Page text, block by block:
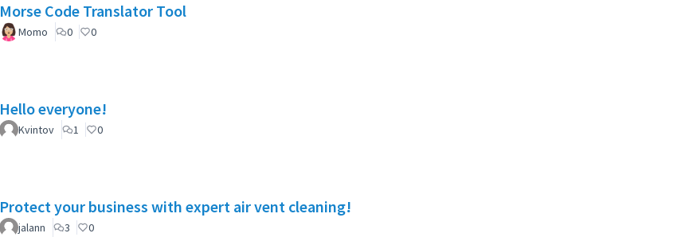
Morse Code Translator Tool
Momo 0 0
Hello everyone!
Kvintov 1 0
Protect your business with expert air vent cleaning!
jalann 3 0